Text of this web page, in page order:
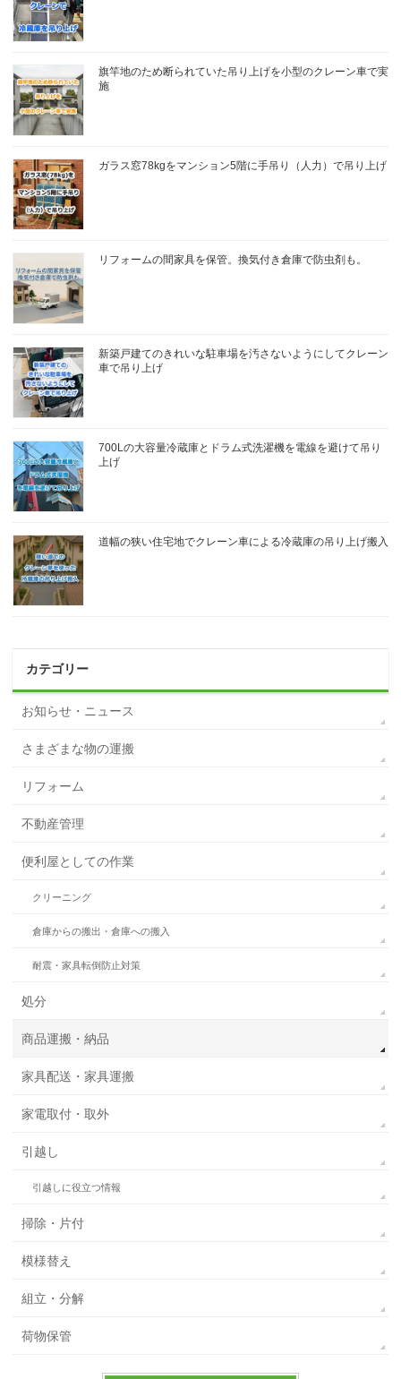
旗竿地のため断られていた吊り上げを小型のクレーン車で実
施
ガラス窓78kgをマンション5階に手吊り（人力）で吊り上げ
リフォームの間家具を保管。換気付き倉庫で防虫剤も。
新築戸建てのきれいな駐車場を汚さないようにしてクレーン
車で吊り上げ
700Lの大容量冷蔵庫とドラム式洗濯機を電線を避けて吊り
上げ
道幅の狭い住宅地でクレーン車による冷蔵庫の吊り上げ搬入
カテゴリー
お知らせ・ニュース
さまざまな物の運搬
リフォーム
不動産管理
便利屋としての作業
クリーニング
倉庫からの搬出・倉庫への搬入
耐震・家具転倒防止対策
処分
商品運搬・納品
家具配送・家具運搬
家電取付・取外
引越し
引越しに役立つ情報
掃除・片付
模様替え
組立・分解
荷物保管